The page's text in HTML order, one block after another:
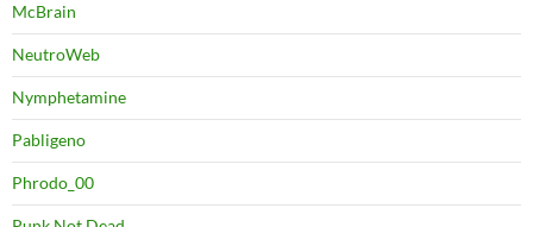
McBrain
NeutroWeb
Nymphetamine
Pabligeno
Phrodo_00